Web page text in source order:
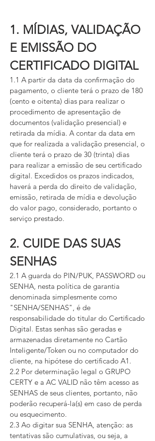
1. MÍDIAS, VALIDAÇÃO
E EMISSÃO DO
CERTIFICADO DIGITAL
1.1 A partir da data da confirmação do
pagamento, o cliente terá o prazo de 180
(cento e oitenta) dias para realizar o
procedimento de apresentação de
documentos (validação presencial) e
retirada da mídia. A contar da data em
que for realizada a validação presencial, o
cliente terá o prazo de 30 (trinta) dias
para realizar a emissão de seu certificado
digital. Excedidos os prazos indicados,
haverá a perda do direito de validação,
emissão, retirada de mídia e devolução
do valor pago, considerado, portanto o
serviço prestado.
2. CUIDE DAS SUAS
SENHAS
2.1 A guarda do PIN/PUK, PASSWORD ou
SENHA, nesta política de garantia
denominada simplesmente como
"SENHA/SENHAS", é de
responsabilidade do titular do Certificado
Digital. Estas senhas são geradas e
armazenadas diretamente no Cartão
Inteligente/Token ou no computador do
cliente, na hipótese do certificado A1.
2.2 Por determinação legal o GRUPO
CERTY e a AC VALID não têm acesso as
SENHAS de seus clientes, portanto, não
poderão recuperá-la(s) em caso de perda
ou esquecimento.
2.3 Ao digitar sua SENHA, atenção: as
tentativas são cumulativas, ou seja, a